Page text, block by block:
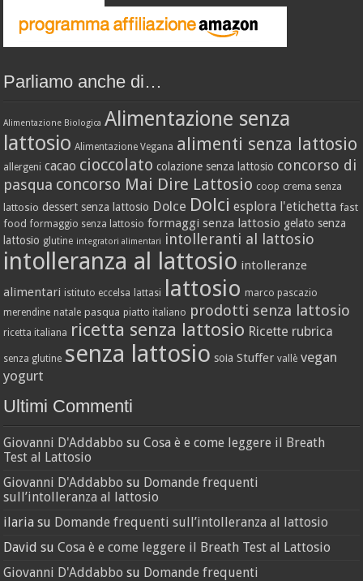
Parliamo anche di…
Alimentazione Biologica Alimentazione senza
lattosio Alimentazione Vegana alimenti senza lattosio
allergeni cacao cioccolato colazione senza lattosio concorso di
pasqua concorso Mai Dire Lattosio coop crema senza
lattosio dessert senza lattosio Dolce Dolci esplora l'etichetta fast
food formaggio senza lattosio formaggi senza lattosio gelato senza
lattosio glutine integratori alimentari intolleranti al lattosio
intolleranza al lattosio intolleranze
alimentari istituto eccelsa lattasi lattosio marco pascazio
merendine natale pasqua piatto italiano prodotti senza lattosio
ricetta italiana ricetta senza lattosio Ricette rubrica
senza glutine senza lattosio soia Stuffer vallè vegan
yogurt
Ultimi Commenti
Giovanni D'Addabbo suCosa è e come leggere il Breath
Test al Lattosio
Giovanni D'Addabbo su Domande frequenti
sull’intolleranza al lattosio
ilaria su Domande frequenti sull’intolleranza al lattosio
David suCosa è e come leggere il Breath Test al Lattosio
Giovanni D'Addabbo su Domande frequenti